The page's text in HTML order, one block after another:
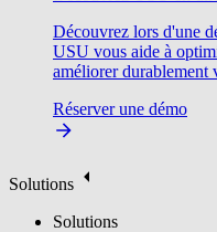
Découvrez lors d'une
USU vous aide à
améliorer durablement
Réserver une démo
Solutions
Solutions